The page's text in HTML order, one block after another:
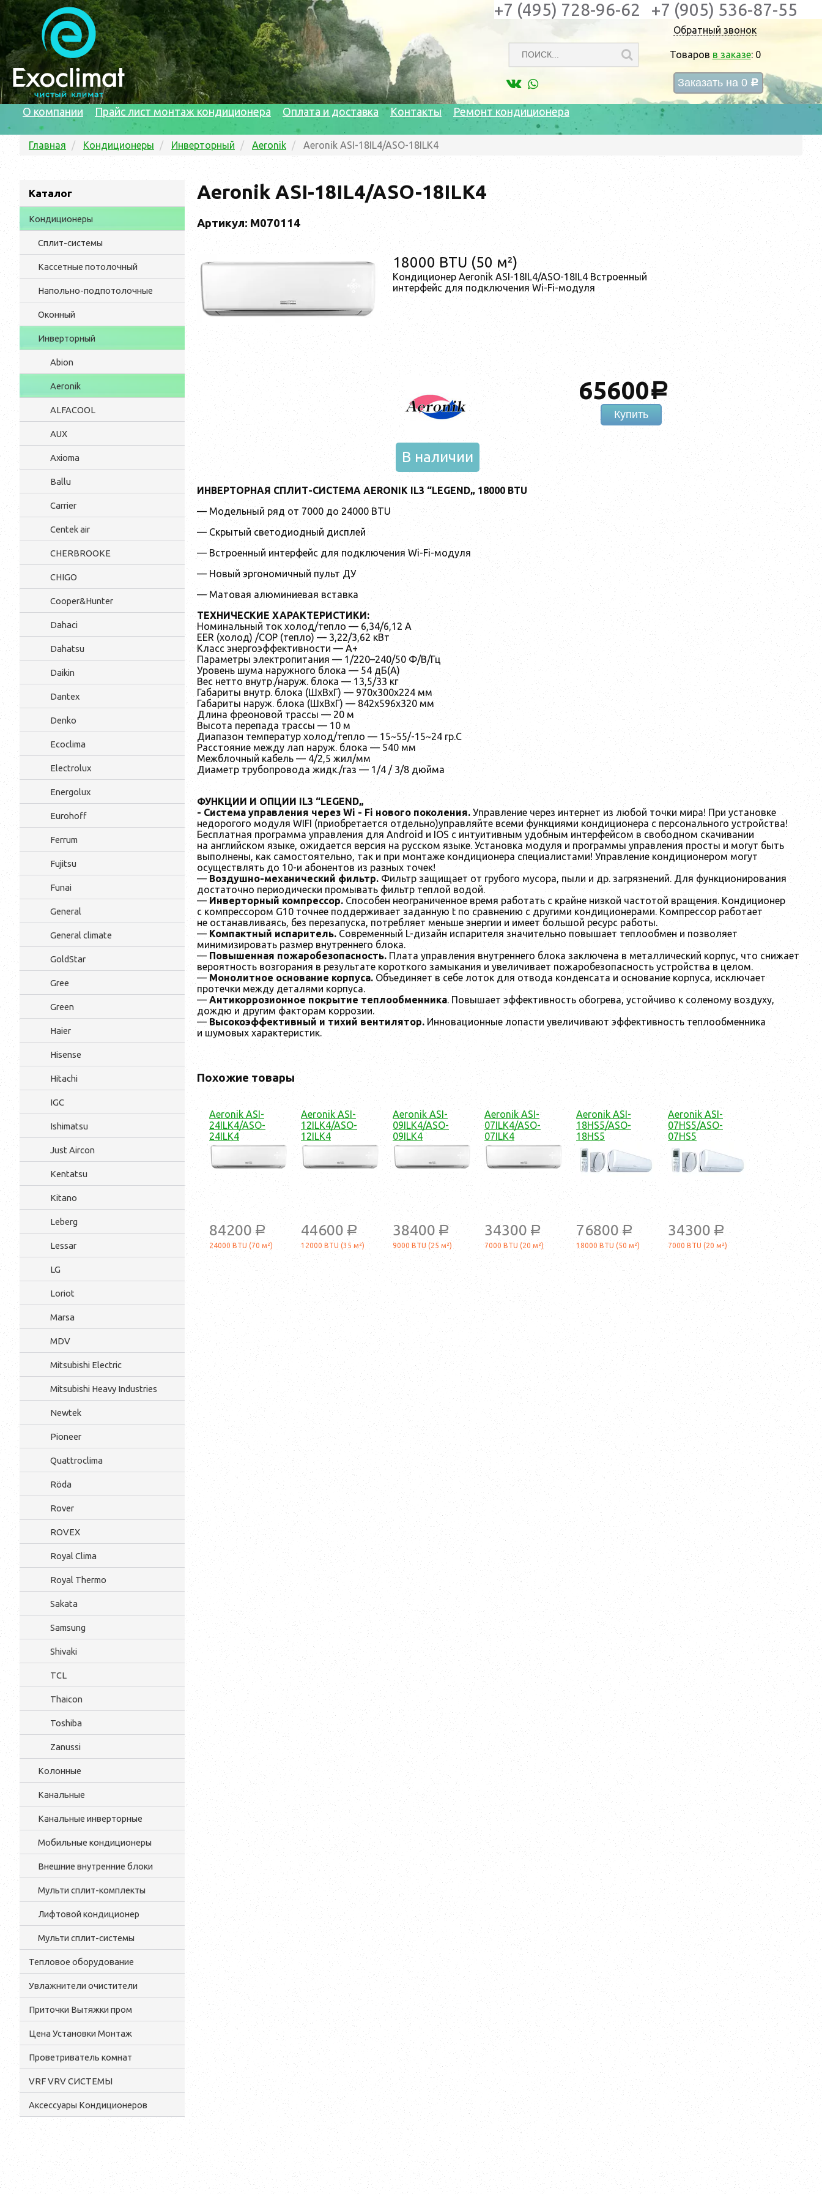
Обратный звонок
Товаров в заказе: 0
Заказать на 0 c
+7 (495) 728-96-62 +7 (905) 536-87-55
О компании Прайс лист монтаж кондиционера Оплата и доставка Контакты Ремонт кондиционера
Главная Кондиционеры Инверторный Aeronik Aeronik ASI-18IL4/ASO-18ILK4
Каталог
Кондиционеры
Сплит-системы
Кассетные потолочный
Напольно-подпотолочные
Оконный
Инверторный
Abion
Aeronik
ALFACOOL
AUX
Axioma
Ballu
Carrier
Centek air
CHERBROOKE
CHIGO
Cooper&Hunter
Dahaci
Dahatsu
Daikin
Dantex
Denko
Ecoclima
Electrolux
Energolux
Eurohoff
Ferrum
Fujitsu
Funai
General
General climate
GoldStar
Gree
Green
Haier
Hisense
Hitachi
IGC
Ishimatsu
Just Aircon
Kentatsu
Kitano
Leberg
Lessar
LG
Loriot
Marsa
MDV
Mitsubishi Electric
Mitsubishi Heavy Industries
Newtek
Pioneer
Quattroclima
Röda
Rover
ROVEX
Royal Clima
Royal Thermo
Sakata
Samsung
Shivaki
TCL
Thaicon
Toshiba
Zanussi
Колонные
Канальные
Канальные инверторные
Мобильные кондиционеры
Внешние внутренние блоки
Мульти cплит-комплекты
Лифтовой кондиционер
Мульти сплит-системы
Тепловое оборудование
Увлажнители очистители
Приточки Вытяжки пром
Цена Установки Монтаж
Проветриватель комнат
VRF VRV СИСТЕМЫ
Аксессуары Кондиционеров
Aeronik ASI-18IL4/ASO-18ILK4
Артикул: M070114
18000 BTU (50 м²)
Кондиционер Aeronik ASI-18IL4/ASO-18IL4 Встроенный
интерфейс для подключения Wi-Fi-модуля
65600a
Купить
В наличии
ИНВЕРТОРНАЯ CПЛИТ-СИСТЕМА AERONIK IL3 “LEGEND„ 18000 BTU
— Модельный ряд от 7000 до 24000 BTU
— Скрытый светодиодный дисплей
— Встроенный интерфейс для подключения Wi-Fi-модуля
— Новый эргономичный пульт ДУ
— Матовая алюминиевая вставка
ТЕХНИЧЕСКИЕ ХАРАКТЕРИСТИКИ:
Номинальный ток холод/тепло — 6,34/6,12 А
EER (холод) /COP (тепло) — 3,22/3,62 кВт
Класс энергоэффективности — А+
Параметры электропитания — 1/220–240/50 Ф/В/Гц
Уровень шума наружного блока — 54 дБ(А)
Вес нетто внутр./наруж. блока — 13,5/33 кг
Габариты внутр. блока (ШхВхГ) — 970х300х224 мм
Габариты наруж. блока (ШхВхГ) — 842х596х320 мм
Длина фреоновой трассы — 20 м
Высота перепада трассы — 10 м
Диапазон температур холод/тепло — 15~55/-15~24 гр.С
Расстояние между лап наруж. блока — 540 мм
Межблочный кабель — 4/2,5 жил/мм
Диаметр трубопровода жидк./газ — 1/4 / 3/8 дюйма
ФУНКЦИИ И ОПЦИИ IL3 “LEGEND„
- Система управления черезWi - Fi нового поколения. Управление через интернет из любой точки мира! При установке
недорогого модуля WIFI (приобретается отдельно)управляйте всеми функциями кондиционера с персонального устройства!
Бесплатная программа управления для Android и IOS с интуитивным удобным интерфейсом в свободном скачивании
на английском языке, ожидается версия на русском языке. Установка модуля и программы управления просты и могут быть
выполнены, как самостоятельно, так и при монтаже кондиционера специалистами! Управление кондиционером могут
осуществлять до 10-и абонентов из разных точек!
— Воздушно-механический фильтр. Фильтр защищает от грубого мусора, пыли и др. загрязнений. Для функционирования
достаточно периодически промывать фильтр теплой водой.
— Инверторный компрессор. Способен неограниченное время работать с крайне низкой частотой вращения. Кондиционер
с компрессором G10 точнее поддерживает заданную t по сравнению с другими кондиционерами. Компрессор работает
не останавливаясь, без перезапуска, потребляет меньше энергии и имеет большой ресурс работы.
— Компактный испаритель. Современный L-дизайн испарителя значительно повышает теплообмен и позволяет
минимизировать размер внутреннего блока.
— Повышенная пожаробезопасность. Плата управления внутреннего блока заключена в металлический корпус, что снижает
вероятность возгорания в результате короткого замыкания и увеличивает пожаробезопасность устройства в целом.
— Монолитное основание корпуса. Объединяет в себе лоток для отвода конденсата и основание корпуса, исключает
протечки между деталями корпуса.
— Антикоррозионное покрытие теплообменника . Повышает эффективность обогрева, устойчиво к соленому воздуху,
дождю и другим факторам коррозии.
— Высокоэффективный и тихий вентилятор.Инновационные лопасти увеличивают эффективность теплообменника
и шумовых характеристик.
Похожие товары
Aeronik ASI-
24ILK4/ASO-
24ILK4
84200 a
24000 BTU (70 м²)
Aeronik ASI-
12ILK4/ASO-
12ILK4
44600 a
12000 BTU (35 м²)
Aeronik ASI-
09ILK4/ASO-
09ILK4
38400 a
9000 BTU (25 м²)
Aeronik ASI-
07ILK4/ASO-
07ILK4
34300 a
7000 BTU (20 м²)
Aeronik ASI-
18HS5/ASO-
18HS5
76800 a
18000 BTU (50 м²)
Aeronik ASI-
07HS5/ASO-
07HS5
34300 a
7000 BTU (20 м²)